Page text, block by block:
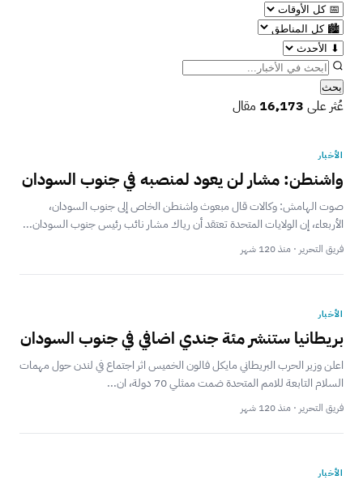
بحث
عُثر على 16٬173 مقال
الأخبار
صوت الهامش: وكالات قال مبعوث واشنطن الخاص إلى جنوب السودان،
الأربعاء، إن الولايات المتحدة تعتقد أن رياك مشار نائب رئيس جنوب السودان...
فريق التحرير · منذ 120 شهر
الأخبار
بريطانيا ستنشر مئة جندي اضافي في جنوب السودان
اعلن وزير الحرب البريطاني مايكل فالون الخميس اثر اجتماع في لندن حول مهمات
السلام التابعة للامم المتحدة ضمت ممثلي 70 دولة، ان...
فريق التحرير · منذ 120 شهر
الأخبار